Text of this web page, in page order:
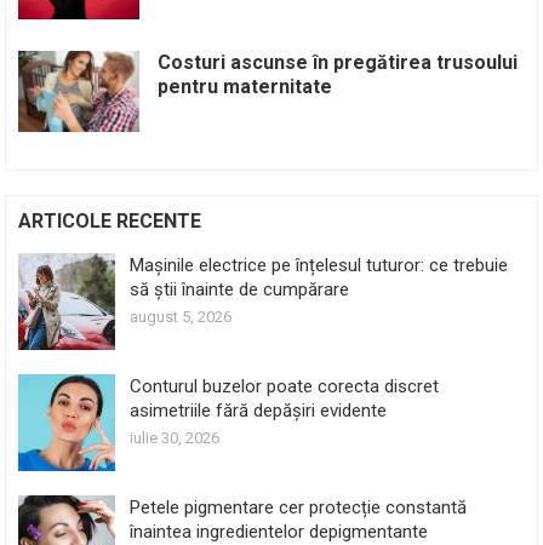
Costuri ascunse în pregătirea trusoului
pentru maternitate
ARTICOLE RECENTE
Mașinile electrice pe înțelesul tuturor: ce trebuie
să știi înainte de cumpărare
august 5, 2026
Conturul buzelor poate corecta discret
asimetriile fără depășiri evidente
iulie 30, 2026
Petele pigmentare cer protecție constantă
înaintea ingredientelor depigmentante